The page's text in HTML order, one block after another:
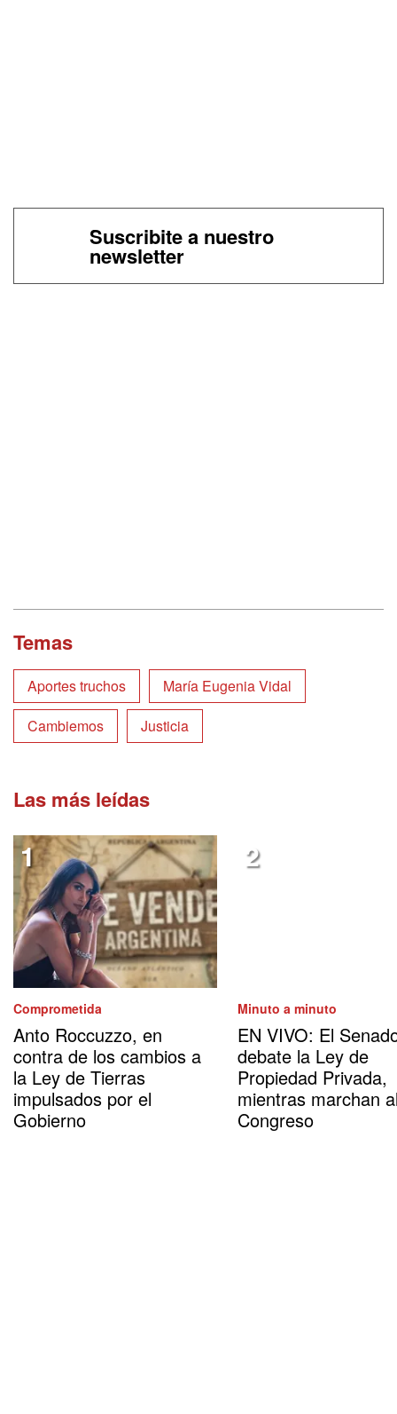
Suscribite a nuestro
newsletter
Temas
Aportes truchos
María Eugenia Vidal
Cambiemos
Justicia
Las más leídas
Comprometida
Anto Roccuzzo, en
contra de los cambios a
la Ley de Tierras
impulsados por el
Gobierno
Minuto a minuto
EN VIVO: El
debate la Ley de
Propiedad Privada,
mientras marchan
Congreso